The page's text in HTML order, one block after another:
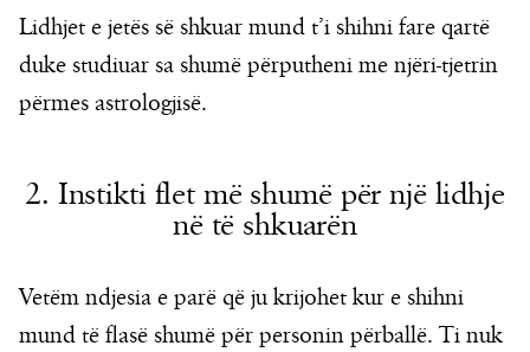
Lidhjet e jetës së shkuar mund t’i shihni fare qartë
duke studiuar sa shumë përputheni me njëri-tjetrin
përmes astrologjisë.
2. Instikti flet më shumë për një lidhje
në të shkuarën
Vetëm ndjesia e parë që ju krijohet kur e shihni
mund të flasë shumë për personin përballë. Ti nuk